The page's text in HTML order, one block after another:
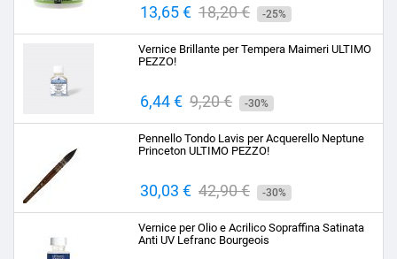
Prezzo
13,65 € Prezzo
base
18,20 € -25%
Vernice Brillante per Tempera Maimeri ULTIMO
PEZZO!
Prezzo
6,44 € Prezzo
base
9,20 € -30%
Pennello Tondo Lavis per Acquerello Neptune
Princeton ULTIMO PEZZO!
Prezzo
30,03 € Prezzo
base
42,90 € -30%
Vernice per Olio e Acrilico Sopraffina Satinata
Anti UV Lefranc Bourgeois